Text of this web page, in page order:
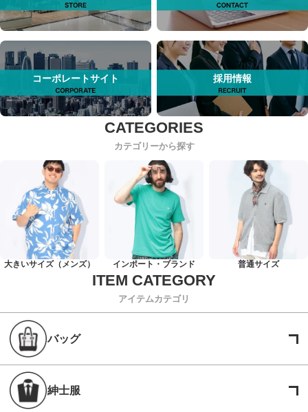
コーポレートサイト 採用情報
カテゴリーから探す
大きいサイズ（メンズ） インポート・ブランド 普通サイズ
アイテムカテゴリ
バッグ
紳士服